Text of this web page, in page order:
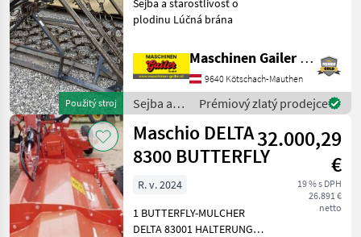
Použitý stroj
Sejba a starostlivosť o
plodinu Lúčná brána
Maschinen Gailer GmbH
9640 Kötschach-Mauthen
Sejba a
starostlivosť
o plodinu
/ Stekro
Prémiový zlatý prodejce
Maschio DELTA
8300 BUTTERFLY
32.000,29
€
19 % s DPH
26.891 €
netto
R. v. 2024
1 BUTTERFLY-MULCHER
DELTA 83001 HALTERUNG